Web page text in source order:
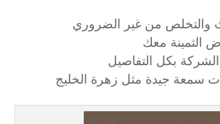
والتخلص من غير الضروري
الثمينة معك
الشركة بكل التفاصيل
سمعة جيدة مثل زهرة الخليج